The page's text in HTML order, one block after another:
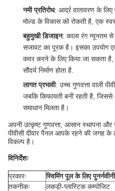
नमी प्रतिरोध: आर्द्र वातावरण के लिए
मोल्ड के विकास को रोकती है, एक
बहुमुखी डिजाइन: काला रंग न्यूनतम
सजावट का पूरक है। इसका उपयोग
कवर करने के लिए किया जा सकता
सौंदर्य निर्माण होता है.
लागत प्रभावी: उच्च गुणवत्ता वाली
जबकि किफायती बनी रहती है, जिससे
समाधान मिलता है।
अपनी उत्कृष्ट गुणवत्ता, आसान स्थापना और
पीवीसी दीवार पैनल आपके रहने की जगह
विकल्प है।
विनिर्देशः
प्रकारः
स्विमिंग पूल के लिए
तकनीकः
लकड़ी-प्लास्टिक कम्पोजिट